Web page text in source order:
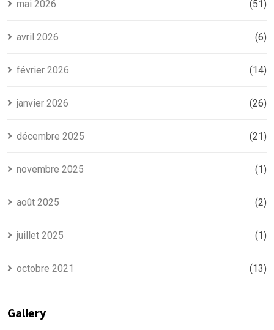
mai 2026 (51)
avril 2026 (6)
février 2026 (14)
janvier 2026 (26)
décembre 2025 (21)
novembre 2025 (1)
août 2025 (2)
juillet 2025 (1)
octobre 2021 (13)
Gallery